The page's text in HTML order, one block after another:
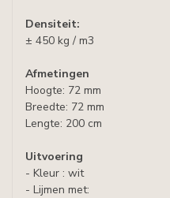
Densiteit:
± 450 kg / m3
Afmetingen
Hoogte: 72 mm
Breedte: 72 mm
Lengte: 200 cm
Uitvoering
- Kleur : wit
- Lijmen met: